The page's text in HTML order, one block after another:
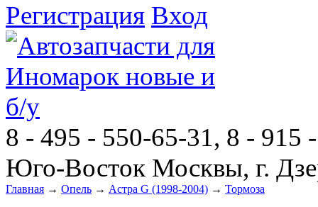
Регистрация Вход
8 - 495 - 550-65-31, 8 - 915
Юго-Восток Москвы, г.
Главная → Опель → Астра G (1998-2004) → Тормоза